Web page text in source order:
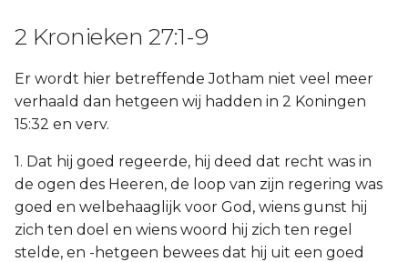
2 Kronieken 27:1-9
Er wordt hier betreffende Jotham niet veel meer
verhaald dan hetgeen wij hadden in 2 Koningen
15:32 en verv.
1. Dat hij goed regeerde, hij deed dat recht was in
de ogen des Heeren, de loop van zijn regering was
goed en welbehaaglijk voor God, wiens gunst hij
zich ten doel en wiens woord hij zich ten regel
stelde, en -hetgeen bewees dat hij uit een goed